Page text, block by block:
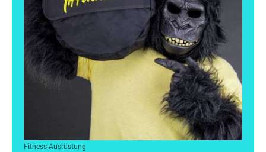
Fitness-Ausrüstung